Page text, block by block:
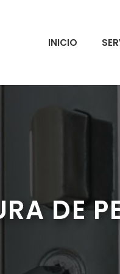
INICIO
DE